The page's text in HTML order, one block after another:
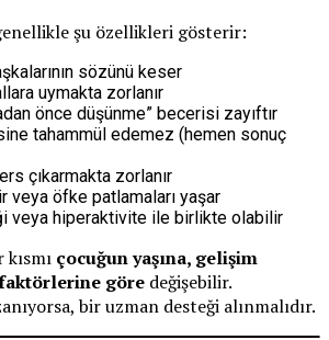
şu özellikleri gösterir:
sözünü keser
uymakta zorlanır
önce düşünme” becerisi zayıftır
tahammül edemez (hemen sonuç
çıkarmakta zorlanır
veya öfke patlamaları yaşar
veya hiperaktivite ile birlikte olabilir
çocuğun yaşına, gelişim
göre değişebilir.
bir uzman desteği alınmalıdır.